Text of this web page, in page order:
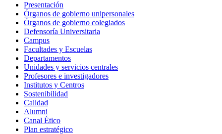
Presentación
Órganos de gobierno unipersonales
Órganos de gobierno colegiados
Defensoría Universitaria
Campus
Facultades y Escuelas
Departamentos
Unidades y servicios centrales
Profesores e investigadores
Institutos y Centros
Sostenibilidad
Calidad
Alumni
Canal Ético
Plan estratégico